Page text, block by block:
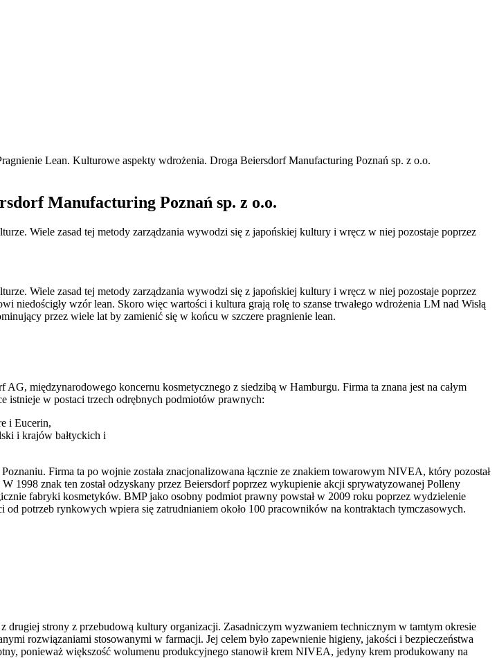
Lean. Kulturowe aspekty wdrożenia. Droga Beiersdorf Manufacturing Poznań sp. z o.o.
Manufacturing Poznań sp. z o.o.
Wiele zasad tej metody zarządzania wywodzi się z japońskiej kultury i wręcz w niej pozostaje poprzez
Wiele zasad tej metody zarządzania wywodzi się z japońskiej kultury i wręcz w niej pozostaje poprzez
niedościgły wzór lean. Skoro więc wartości i kultura grają rolę to szanse trwałego wdrożenia LM nad Wisłą
przez wiele lat by zamienić się w końcu w szczere pragnienie lean.
międzynarodowego koncernu kosmetycznego z siedzibą w Hamburgu. Firma ta znana jest na całym
istnieje w postaci trzech odrębnych podmiotów prawnych:
i Eucerin,
i krajów bałtyckich i
Firma ta po wojnie została znacjonalizowana łącznie ze znakiem towarowym NIVEA, który pozostał
1998 znak ten został odzyskany przez Beiersdorf poprzez wykupienie akcji sprywatyzowanej Polleny
fabryki kosmetyków. BMP jako osobny podmiot prawny powstał w 2009 roku poprzez wydzielenie
potrzeb rynkowych wpiera się zatrudnianiem około 100 pracowników na kontraktach tymczasowych.
strony z przebudową kultury organizacji. Zasadniczym wyzwaniem technicznym w tamtym okresie
rozwiązaniami stosowanymi w farmacji. Jej celem było zapewnienie higieny, jakości i bezpieczeństwa
ponieważ większość wolumenu produkcyjnego stanowił krem NIVEA, jedyny krem produkowany na